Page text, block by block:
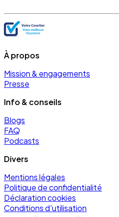
À propos
Mission & engagements
Presse
Info & conseils
Blogs
FAQ
Podcasts
Divers
Mentions légales
Politique de confidentialité
Déclaration cookies
Conditions d'utilisation